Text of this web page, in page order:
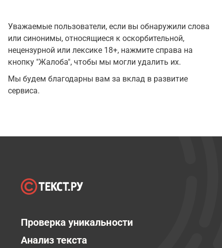
Уважаемые пользователи, если вы обнаружили слова
или синонимы, относящиеся к оскорбительной,
нецензурной или лексике 18+, нажмите справа на
кнопку "Жалоба", чтобы мы могли удалить их.
Мы будем благодарны вам за вклад в развитие
сервиса.
Проверка уникальности
Анализ текста